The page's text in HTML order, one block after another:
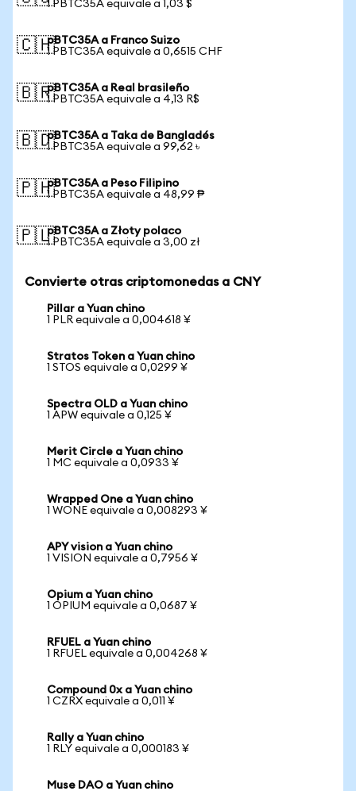
1 PBTC35A equivale a 1,03 $
🇨🇭pBTC35A a Franco Suizo
1 PBTC35A equivale a 0,6515 CHF
🇧🇷pBTC35A a Real brasileño
1 PBTC35A equivale a 4,13 R$
🇧🇩pBTC35A a Taka de Bangladés
1 PBTC35A equivale a 99,62 ৳
🇵🇭pBTC35A a Peso Filipino
1 PBTC35A equivale a 48,99 ₱
🇵🇱pBTC35A a Złoty polaco
1 PBTC35A equivale a 3,00 zł
Convierte otras criptomonedas a CNY
Pillar a Yuan chino
1 PLR equivale a 0,004618 ¥
Stratos Token a Yuan chino
1 STOS equivale a 0,0299 ¥
Spectra OLD a Yuan chino
1 APW equivale a 0,125 ¥
Merit Circle a Yuan chino
1 MC equivale a 0,0933 ¥
Wrapped One a Yuan chino
1 WONE equivale a 0,008293 ¥
APY vision a Yuan chino
1 VISION equivale a 0,7956 ¥
Opium a Yuan chino
1 OPIUM equivale a 0,0687 ¥
RFUEL a Yuan chino
1 RFUEL equivale a 0,004268 ¥
Compound 0x a Yuan chino
1 CZRX equivale a 0,011 ¥
Rally a Yuan chino
1 RLY equivale a 0,000183 ¥
Muse DAO a Yuan chino